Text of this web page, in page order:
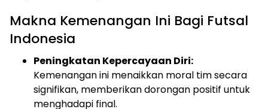
Makna Kemenangan Ini Bagi Futsal
Indonesia
Peningkatan Kepercayaan Diri:
Kemenangan ini menaikkan moral tim secara
signifikan, memberikan dorongan positif untuk
menghadapi final.